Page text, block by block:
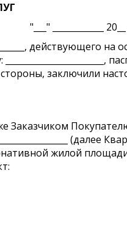
20__
действующего на
стороны, заключили
(далее
жилой